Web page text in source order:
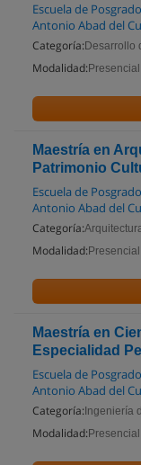
Escuela de
Antonio Abad del
Categoría: Desarrollo
Modalidad: Presencial
Maestría en
Patrimonio
Escuela de
Antonio Abad del
Categoría:
Modalidad: Presencial
Maestría en
Especialidad
Escuela de
Antonio Abad del
Categoría: Ingeniería
Modalidad: Presencial